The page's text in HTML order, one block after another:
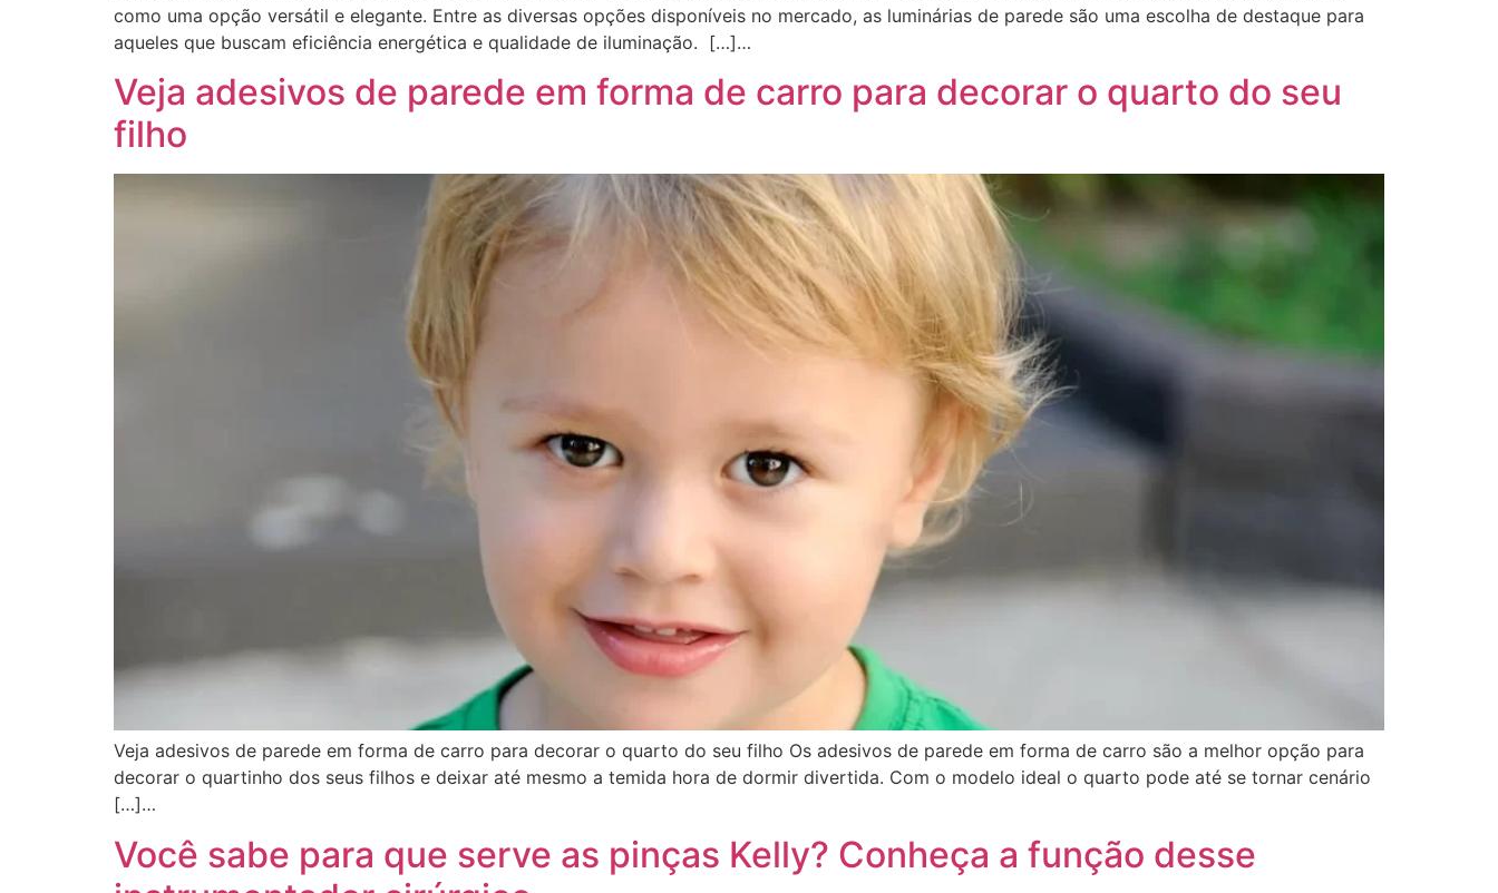
como uma opção versátil e elegante. Entre as diversas opções disponíveis no mercado, as luminárias de parede são uma escolha de destaque para
aqueles que buscam eficiência energética e qualidade de iluminação. […]…
Veja adesivos de parede em forma de carro para decorar o quarto do seu
filho
Veja adesivos de parede em forma de carro para decorar o quarto do seu filho Os adesivos de parede em forma de carro são a melhor opção para
decorar o quartinho dos seus filhos e deixar até mesmo a temida hora de dormir divertida. Com o modelo ideal o quarto pode até se tornar cenário
[…]…
Você sabe para que serve as pinças Kelly? Conheça a função desse